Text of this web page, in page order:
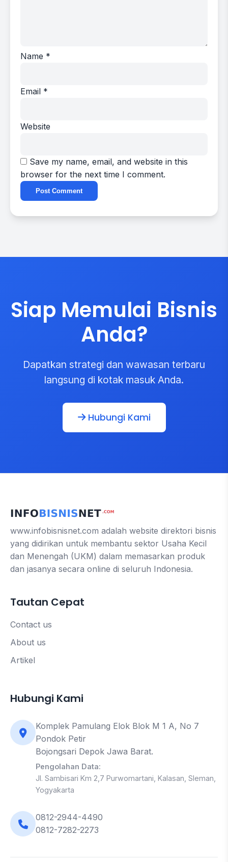
Name *
Email *
Website
Save my name, email, and website in this
browser for the next time I comment.
Siap Memulai Bisnis
Anda?
Dapatkan strategi dan wawasan terbaru
langsung di kotak masuk Anda.
Hubungi Kami
www.infobisnisnet.com adalah website direktori bisnis
yang didirikan untuk membantu sektor Usaha Kecil
dan Menengah (UKM) dalam memasarkan produk
dan jasanya secara online di seluruh Indonesia.
Tautan Cepat
Contact us
About us
Artikel
Hubungi Kami
Komplek Pamulang Elok Blok M 1 A, No 7
Pondok Petir
Bojongsari Depok Jawa Barat.
Pengolahan Data:
Jl. Sambisari Km 2,7 Purwomartani, Kalasan, Sleman,
Yogyakarta
0812-2944-4490
0812-7282-2273